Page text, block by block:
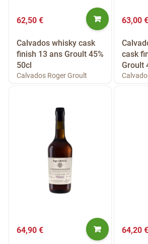
62,50 €
Calvados whisky cask
finish 13 ans Groult 45%
50cl
Calvados Roger Groult
63,00 €
cask
Groult
64,90 € 64,20 €